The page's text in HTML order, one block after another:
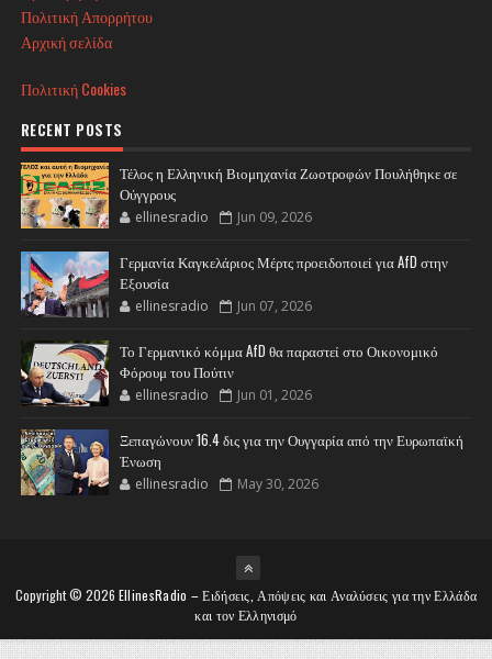
Πολιτική Απορρήτου
Αρχική σελίδα
Πολιτική Cookies
RECENT POSTS
Τέλος η Ελληνική Βιομηχανία Ζωοτροφών Πουλήθηκε σε
Ούγγρους
ellinesradio Jun 09, 2026
Γερμανία Καγκελάριος Μέρτς προειδοποιεί για AfD στην
Εξουσία
ellinesradio Jun 07, 2026
Το Γερμανικό κόμμα AfD θα παραστεί στο Οικονομικό
Φόρουμ του Πούτιν
ellinesradio Jun 01, 2026
Ξεπαγώνουν 16.4 δις για την Ουγγαρία από την Ευρωπαϊκή
Ένωση
ellinesradio May 30, 2026
Copyright © 2026 EllinesRadio – Ειδήσεις, Απόψεις και Αναλύσεις για την Ελλάδα
και τον Ελληνισμό